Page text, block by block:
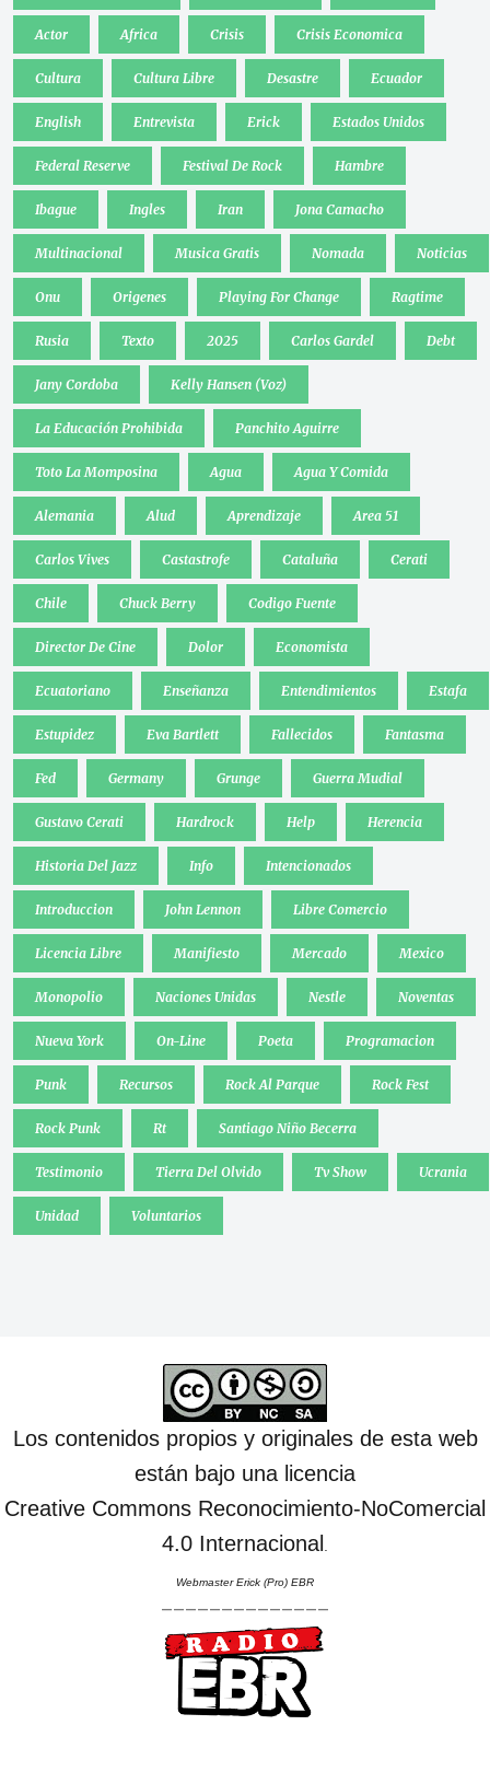
Actor Africa Crisis Crisis Economica
Cultura Cultura Libre Desastre Ecuador
English Entrevista Erick Estados Unidos
Federal Reserve Festival De Rock Hambre
Ibague Ingles Iran Jona Camacho
Multinacional Musica Gratis Nomada Noticias
Onu Origenes Playing For Change Ragtime
Rusia Texto 2025 Carlos Gardel Debt
Jany Cordoba Kelly Hansen (Voz)
La Educación Prohibida Panchito Aguirre
Toto La Momposina Agua Agua Y Comida
Alemania Alud Aprendizaje Area 51
Carlos Vives Castastrofe Cataluña Cerati
Chile Chuck Berry Codigo Fuente
Director De Cine Dolor Economista
Ecuatoriano Enseñanza Entendimientos Estafa
Estupidez Eva Bartlett Fallecidos Fantasma
Fed Germany Grunge Guerra Mudial
Gustavo Cerati Hardrock Help Herencia
Historia Del Jazz Info Intencionados
Introduccion John Lennon Libre Comercio
Licencia Libre Manifiesto Mercado Mexico
Monopolio Naciones Unidas Nestle Noventas
Nueva York On-Line Poeta Programacion
Punk Recursos Rock Al Parque Rock Fest
Rock Punk Rt Santiago Niño Becerra
Testimonio Tierra Del Olvido Tv Show Ucrania
Unidad Voluntarios
Los contenidos propios y originales de esta web
están bajo una licencia
Creative Commons Reconocimiento-NoComercial
4.0 Internacional
Webmaster Erick (Pro) EBR
--------------